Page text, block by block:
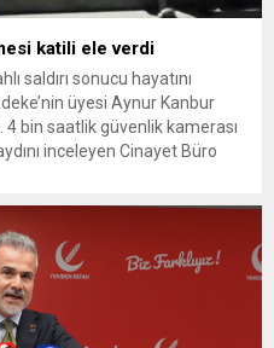
katili ele verdi
saldırı sonucu hayatını
üyesi Aynur Kanbur
4 bin saatlik güvenlik kamerası
inceleyen Cinayet Büro